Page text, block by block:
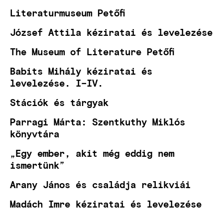
Literaturmuseum Petőfi
József Attila kéziratai és levelezése
The Museum of Literature Petőfi
Babits Mihály kéziratai és
levelezése. I–IV.
Stációk és tárgyak
Parragi Márta: Szentkuthy Miklós
könyvtára
„Egy ember, akit még eddig nem
ismertünk”
Arany János és családja relikviái
Madách Imre kéziratai és levelezése